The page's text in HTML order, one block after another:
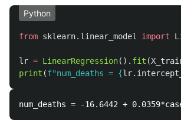
Python
from sklearn.linear_model import
lr = LinearRegression(). fit (
print (f"num_deaths = {lr. intercept_